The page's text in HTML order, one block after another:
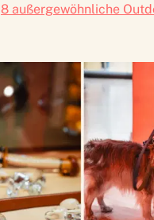
8 außergewöhnliche